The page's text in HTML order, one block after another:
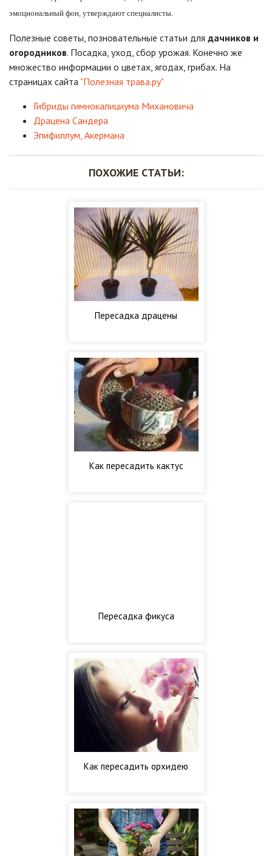
эмоциональный фон, утверждают специалисты.
Полезные советы, позновательные статьи для дачников и
огородников. Посадка, уход, сбор урожая. Конечно же
множество информации о цветах, ягодах, грибах. На
страницах сайта "Полезная трава.ру"
Гибриды гимнокалициума Михановича
Драцена Сандера
Эпифиллум, Акермана
ПОХОЖИЕ СТАТЬИ:
Пересадка драцены
Как пересадить кактус
Пересадка фикуса
Как пересадить орхидею